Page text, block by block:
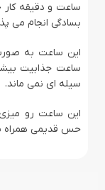
ساعت و دقیقه کار
بسادگی انجام می
این ساعت به
ساعت جذابیت
سیله ای نمی ماند.
این ساعت رو
حس قدیمی همراه